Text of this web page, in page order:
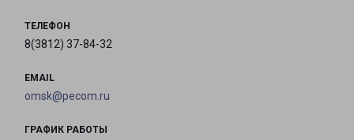
ТЕЛЕФОН
8(3812) 37-84-32
EMAIL
omsk@pecom.ru
ГРАФИК РАБОТЫ